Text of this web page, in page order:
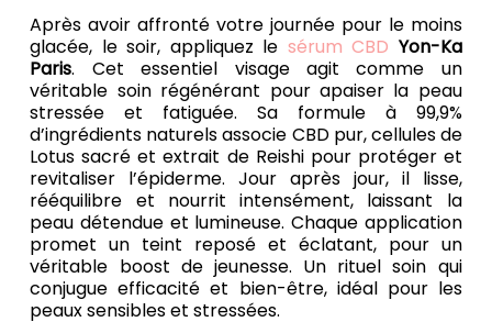
Après avoir affronté votre journée pour le moins
glacée, le soir, appliquez le sérum CBD Yon-Ka
Paris. Cet essentiel visage agit comme un
véritable soin régénérant pour apaiser la peau
stressée et fatiguée. Sa formule à 99,9%
d’ingrédients naturels associe CBD pur, cellules de
Lotus sacré et extrait de Reishi pour protéger et
revitaliser l’épiderme. Jour après jour, il lisse,
rééquilibre et nourrit intensément, laissant la
peau détendue et lumineuse. Chaque application
promet un teint reposé et éclatant, pour un
véritable boost de jeunesse. Un rituel soin qui
conjugue efficacité et bien-être, idéal pour les
peaux sensibles et stressées.